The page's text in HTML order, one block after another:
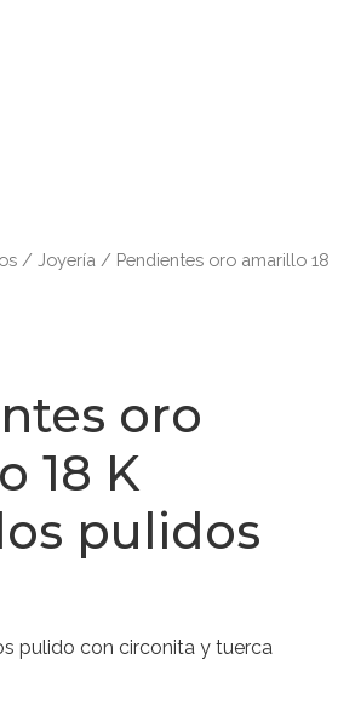
/ Joyería / Pendientes oro amarillo 18
oro
18 K
pulidos
pulido con circonita y tuerca